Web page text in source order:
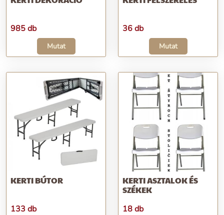
985 db
Mutat
36 db
Mutat
KERTI BÚTOR
133 db
KERTI ASZTALOK ÉS
SZÉKEK
18 db